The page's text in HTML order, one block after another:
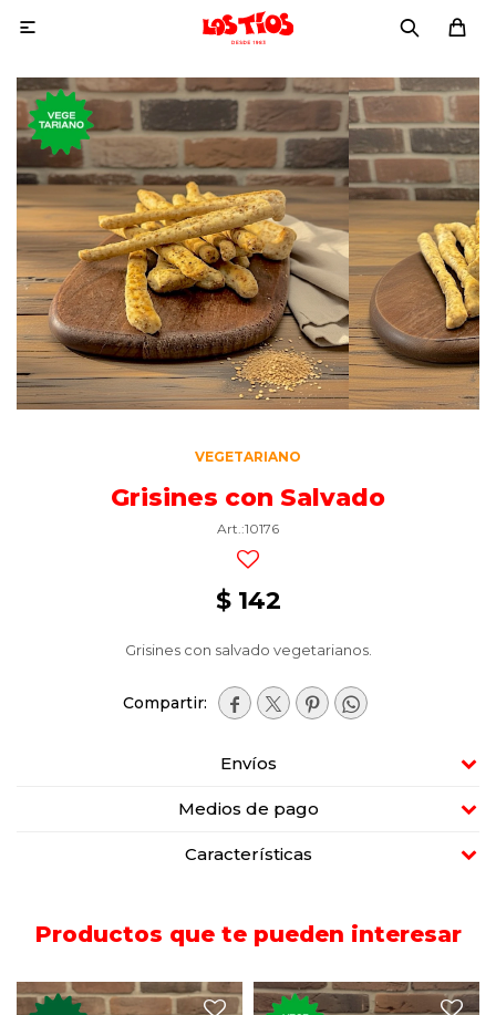

VEGETARIANO
Grisines con Salvado
10176
$ 142
Grisines con salvado vegetarianos.
   
Envíos
Medios de pago
Características
Productos que te pueden interesar